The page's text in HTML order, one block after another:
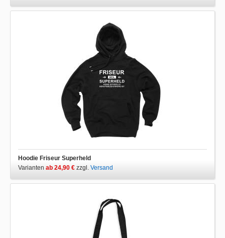
Hoodie Friseur Superheld
Varianten ab 24,90 € zzgl. Versand